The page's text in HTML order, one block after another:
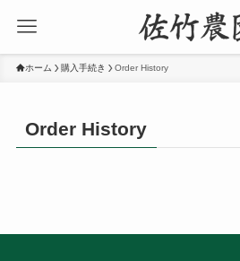
ホーム 購入手続き Order History
Order History